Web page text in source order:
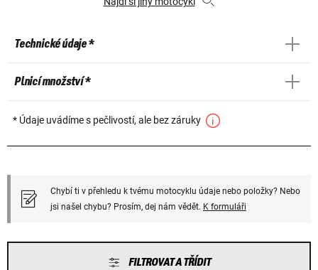
Technické údaje *
Plnicí množství *
* Údaje uvádíme s pečlivostí, ale bez záruky
Chybí ti v přehledu k tvému motocyklu údaje nebo položky? Nebo
jsi našel chybu? Prosím, dej nám vědět. K formuláři
FILTROVAT A TŘÍDIT